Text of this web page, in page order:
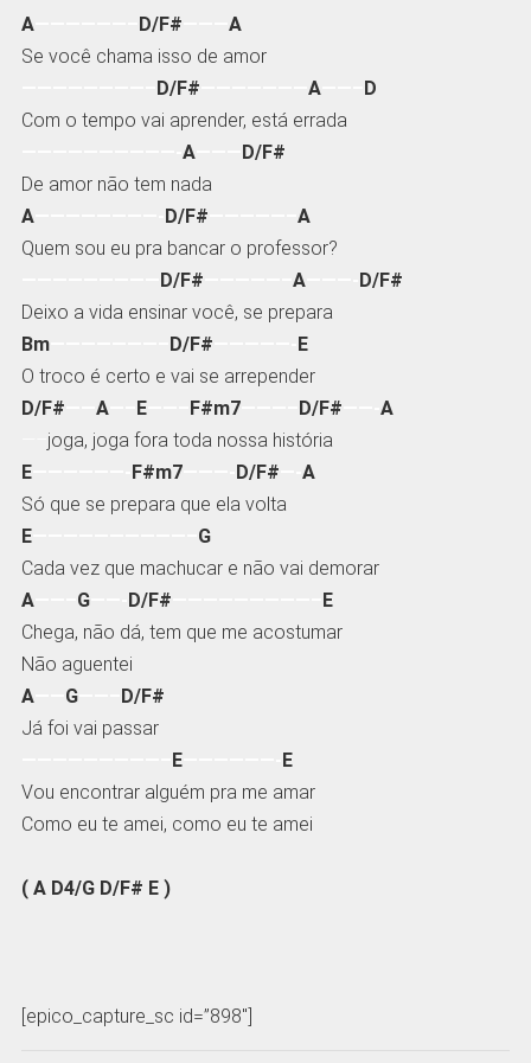
A——————– D/F#
A
Se você chama isso de amor
D/F# A——– D
Com o tempo vai aprender, está errada
A——— D/F#
De amor não tem nada
A————————- D/F#
A
Quem sou eu pra bancar o professor?
D/F# A———- D/F#
Deixo a vida ensinar você, se prepara
Bm———————– D/F#
E
O troco é certo e vai se arrepender
D/F#
A—– E——– F#m7———– D/F#
A
joga, joga fora toda nossa história
E——————- F#m7———- D/F#
A
Só que se prepara que ela volta
E——————————– G
Cada vez que machucar e não vai demorar
A——– G——- D/F#
E
Chega, não dá, tem que me acostumar
Não aguentei
A—— G——– D/F#
Já foi vai passar
E——————- E
Vou encontrar alguém pra me amar
Como eu te amei, como eu te amei
( A D4/G D/F# E )
[epico_capture_sc id=”898″]